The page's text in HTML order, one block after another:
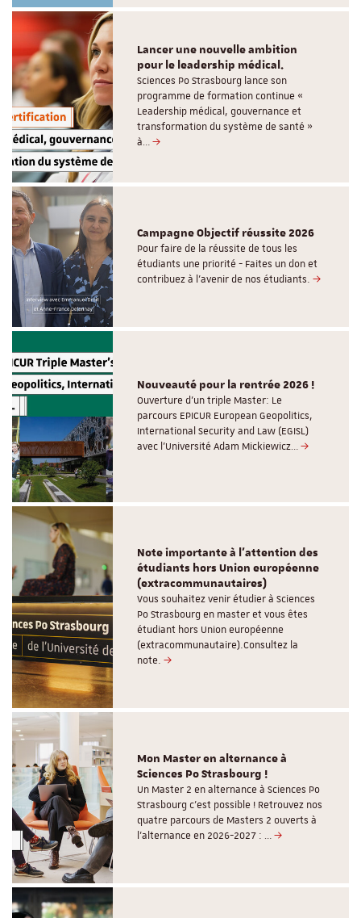
Lancer une nouvelle ambition
pour le leadership médical.
Sciences Po Strasbourg lance son
programme de formation continue «
Leadership médical, gouvernance et
transformation du système de santé »
à…
Campagne Objectif réussite 2026
Pour faire de la réussite de tous les
étudiants une priorité - Faites un don et
contribuez à l’avenir de nos étudiants.
Nouveauté pour la rentrée 2026 !
Ouverture d'un triple Master: Le
parcours EPICUR European Geopolitics,
International Security and Law (EGISL)
avec l’Université Adam Mickiewicz…
Note importante à l'attention des
étudiants hors Union européenne
(extracommunautaires)
Vous souhaitez venir étudier à Sciences
Po Strasbourg en master et vous êtes
étudiant hors Union européenne
(extracommunautaire).Consultez la
note.
Mon Master en alternance à
Sciences Po Strasbourg !
Un Master 2 en alternance à Sciences Po
Strasbourg c'est possible ! Retrouvez nos
quatre parcours de Masters 2 ouverts à
l'alternance en 2026-2027 : …